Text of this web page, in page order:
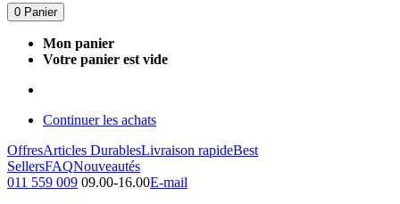
0 Panier
Mon panier
Votre panier est vide
Continuer les achats
OffresArticles DurablesLivraison rapideBest
SellersFAQNouveautés
011 559 009 09.00-16.00E-mail